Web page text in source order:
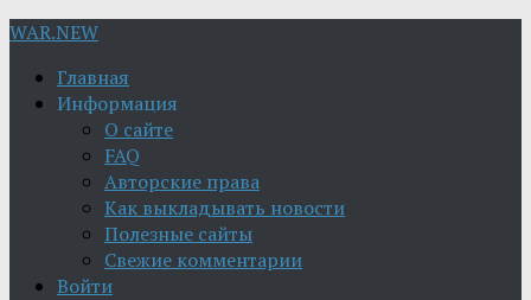
WAR.NEW
Главная
Информация
О сайте
FAQ
Авторские права
Как выкладывать новости
Полезные сайты
Свежие комментарии
Войти